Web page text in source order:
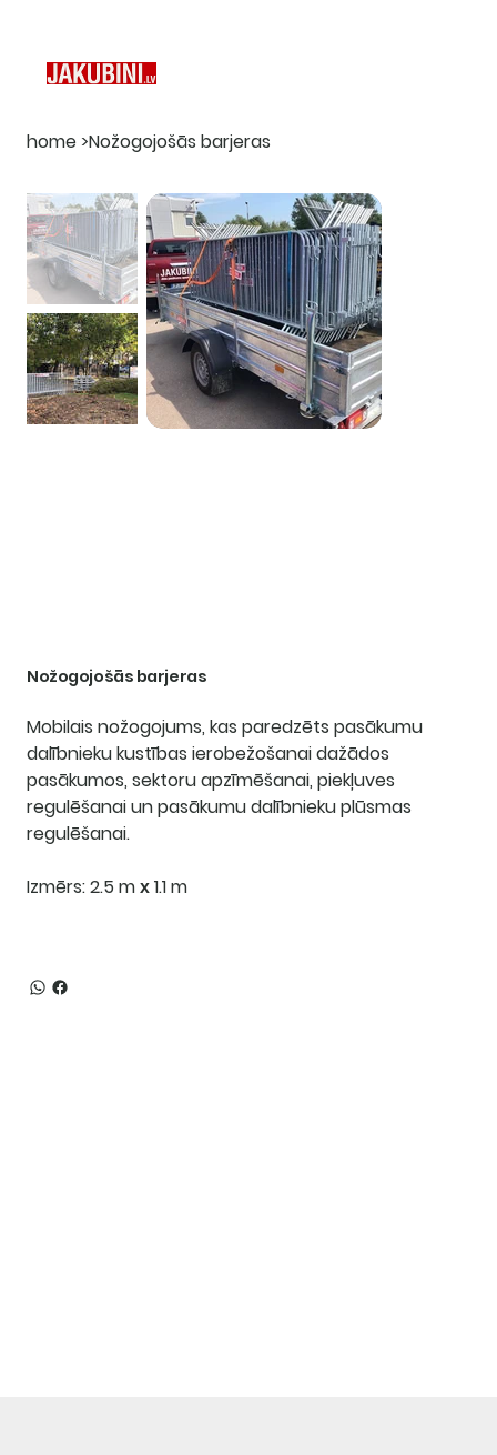
home >Nožogojošās barjeras
Nožogojošās barjeras
Mobilais nožogojums, kas paredzēts pasākumu
dalībnieku kustības ierobežošanai dažādos
pasākumos, sektoru apzīmēšanai, piekļuves
regulēšanai un pasākumu dalībnieku plūsmas
regulēšanai.
Izmērs:2.5 m х 1.1 m